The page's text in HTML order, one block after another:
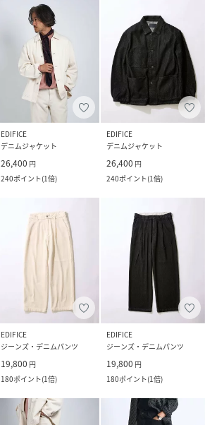
EDIFICE
デニムジャケット
26,400 円
240ポイント(1倍)
EDIFICE
デニムジャケット
26,400 円
240ポイント(1倍)
EDIFICE
ジーンズ・デニムパンツ
19,800 円
180ポイント(1倍)
EDIFICE
ジーンズ・デニムパンツ
19,800 円
180ポイント(1倍)